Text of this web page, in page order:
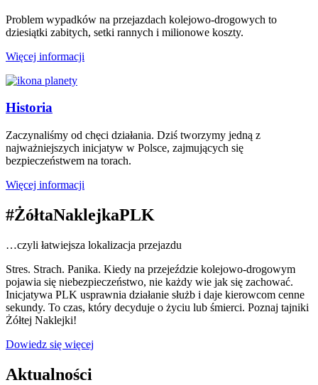
Problem wypadków na przejazdach kolejowo-drogowych to
dziesiątki zabitych, setki rannych i milionowe koszty.
Więcej informacji
Historia
Zaczynaliśmy od chęci działania. Dziś tworzymy jedną z
najważniejszych inicjatyw w Polsce, zajmujących się
bezpieczeństwem na torach.
Więcej informacji
#ŻółtaNaklejkaPLK
…czyli łatwiejsza lokalizacja przejazdu
Stres. Strach. Panika. Kiedy na przejeździe kolejowo-drogowym
pojawia się niebezpieczeństwo, nie każdy wie jak się zachować.
Inicjatywa PLK usprawnia działanie służb i daje kierowcom cenne
sekundy. To czas, który decyduje o życiu lub śmierci. Poznaj tajniki
Żółtej Naklejki!
Dowiedz się więcej
Aktualności